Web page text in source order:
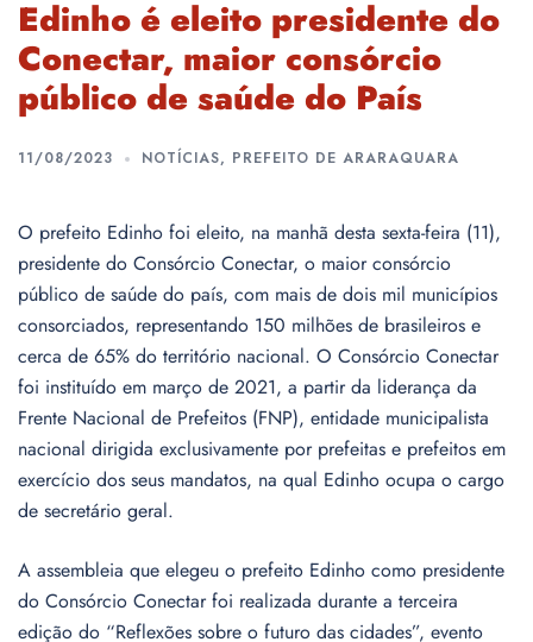
Edinho é eleito presidente do
Conectar, maior consórcio
público de saúde do País
11/08/2023 NOTÍCIAS, PREFEITO DE ARARAQUARA
O prefeito Edinho foi eleito, na manhã desta sexta-feira (11),
presidente do Consórcio Conectar, o maior consórcio
público de saúde do país, com mais de dois mil municípios
consorciados, representando 150 milhões de brasileiros e
cerca de 65% do território nacional. O Consórcio Conectar
foi instituído em março de 2021, a partir da liderança da
Frente Nacional de Prefeitos (FNP), entidade municipalista
nacional dirigida exclusivamente por prefeitas e prefeitos em
exercício dos seus mandatos, na qual Edinho ocupa o cargo
de secretário geral.
A assembleia que elegeu o prefeito Edinho como presidente
do Consórcio Conectar foi realizada durante a terceira
edição do “Reflexões sobre o futuro das cidades”, evento